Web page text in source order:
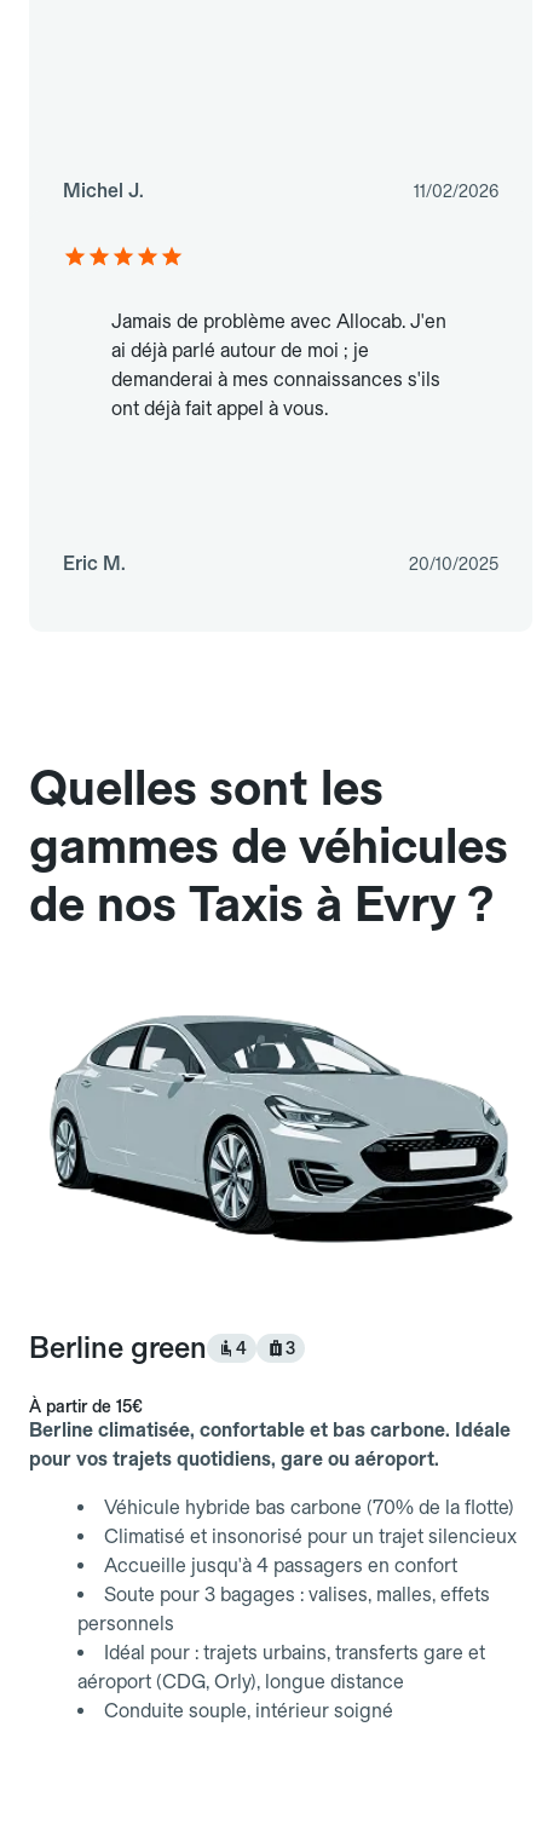
Michel J. 11/02/2026
Jamais de problème avec Allocab. J'en
ai déjà parlé autour de moi ; je
demanderai à mes connaissances s'ils
ont déjà fait appel à vous.
Eric M. 20/10/2025
Quelles sont les
gammes de véhicules
de nos Taxis à Evry ?
Berline green 4 3
À partir de 15€
Berline climatisée, confortable et bas carbone. Idéale
pour vos trajets quotidiens, gare ou aéroport.
Véhicule hybride bas carbone (70% de la flotte)
Climatisé et insonorisé pour un trajet silencieux
Accueille jusqu'à 4 passagers en confort
Soute pour 3 bagages : valises, malles, effets
personnels
Idéal pour : trajets urbains, transferts gare et
aéroport (CDG, Orly), longue distance
Conduite souple, intérieur soigné